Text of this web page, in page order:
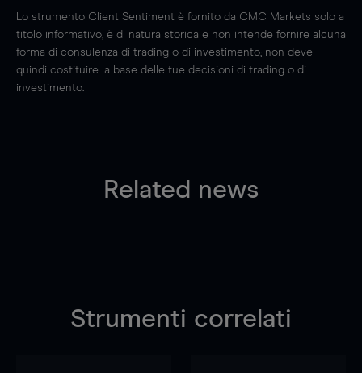
Lo strumento Client Sentiment è fornito da CMC Markets solo a
titolo informativo, è di natura storica e non intende fornire alcuna
forma di consulenza di trading o di investimento; non deve
quindi costituire la base delle tue decisioni di trading o di
investimento.
Related news
Strumenti correlati